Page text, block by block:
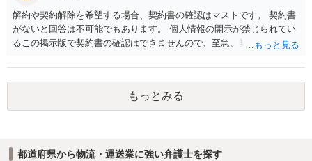
解約や契約解除を希望する場合、契約書の確認はマストです。 契約書
がないと回答は不可能でもあります。 個人情報の開示が禁じられてい
るこの掲示版で契約書の確認はできませんので、至急、契約書を見な
もあると思われますので、ココナラで、対応可能な弁護士を探してみ
てください。
もっとみる
都道府県から物流・運送業に強い弁護士を探す